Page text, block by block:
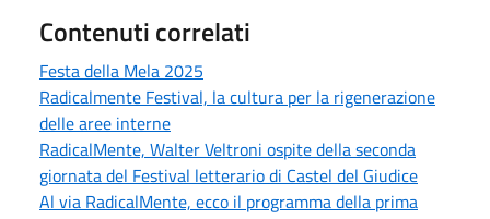
Contenuti correlati
Festa della Mela 2025
Radicalmente Festival, la cultura per la rigenerazione
delle aree interne
RadicalMente, Walter Veltroni ospite della seconda
giornata del Festival letterario di Castel del Giudice
Al via RadicalMente, ecco il programma della prima